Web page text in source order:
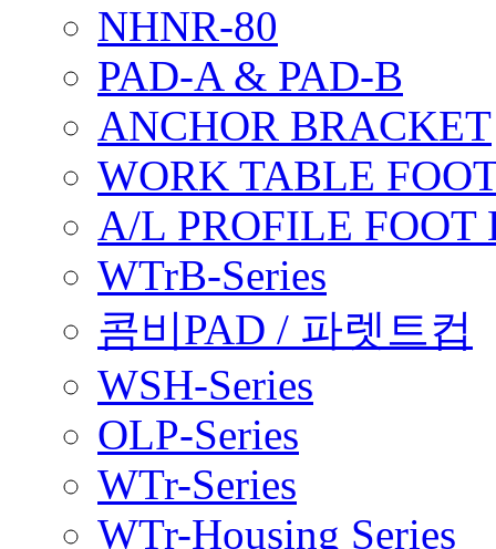
NHNR-80
PAD-A & PAD-B
ANCHOR BRACKET
WORK TABLE
A/L PROFILE FOOT
WTrB-Series
콤비PAD / 파렛트컵
WSH-Series
OLP-Series
WTr-Series
WTr-Housing Series